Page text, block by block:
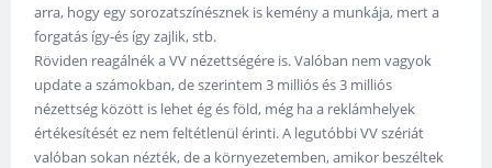
arra, hogy egy sorozatszínésznek is kemény a munkája, mert a
forgatás így-és így zajlik, stb.
Röviden reagálnék a VV nézettségére is. Valóban nem vagyok
update a számokban, de szerintem 3 milliós és 3 milliós
nézettség között is lehet ég és föld, még ha a reklámhelyek
értékesítését ez nem feltétlenül érinti. A legutóbbi VV szériát
valóban sokan nézték, de a környezetemben, amikor beszéltek